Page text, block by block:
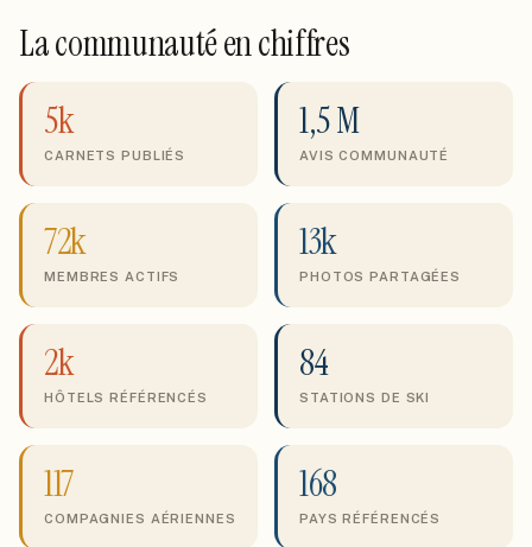
La communauté en chiffres
5k
CARNETS PUBLIÉS
1,5 M
AVIS COMMUNAUTÉ
72k
MEMBRES ACTIFS
13k
PHOTOS PARTAGÉES
2k
HÔTELS RÉFÉRENCÉS
84
STATIONS DE SKI
117
COMPAGNIES AÉRIENNES
168
PAYS RÉFÉRENCÉS